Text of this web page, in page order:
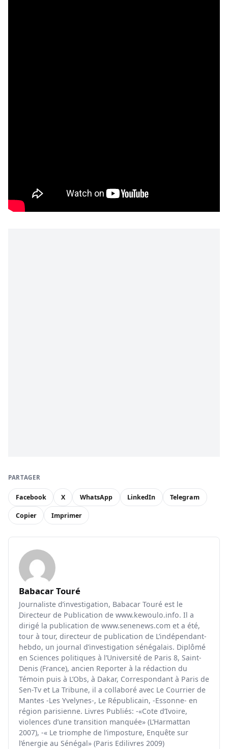
PARTAGER
Facebook X WhatsApp LinkedIn Telegram
Copier Imprimer
Babacar Touré
Journaliste d’investigation, Babacar Touré est le
Directeur de Publication de www.kewoulo.info. Il a
dirigé la publication de www.senenews.com et a été,
tour à tour, directeur de publication de L’indépendant-
hebdo, un journal d’investigation sénégalais. Diplômé
en Sciences politiques à l’Université de Paris 8, Saint-
Denis (France), ancien Reporter à la rédaction du
Témoin puis à L’Obs, à Dakar, Correspondant à Paris de
Sen-Tv et La Tribune, il a collaboré avec Le Courrier de
Mantes -Les Yvelynes-, Le Républicain, -Essonne- en
région parisienne. Livres Publiés: -«Cote d’Ivoire,
violences d’une transition manquée» (L’Harmattan
2007), -« Le triomphe de l’imposture, Enquête sur
l’énergie au Sénégal» (Paris Edilivres 2009)